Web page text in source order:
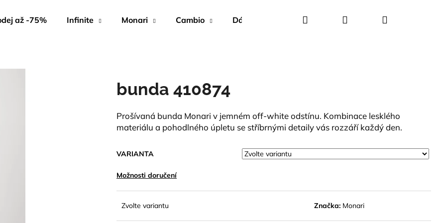
až -75% Infinite Monari Cambio Dárkové poukazy Creenstone
Hledat PřihlášeníNákupní
bunda 410874
Prošívaná bunda Monari v jemném off-white odstínu. Kombinace lesklého
materiálu a pohodlného úpletu se stříbrnými detaily vás rozzáří každý den.
VARIANTA
Možnosti doručení
Zvolte variantu Značka: Monari
HLEDAT